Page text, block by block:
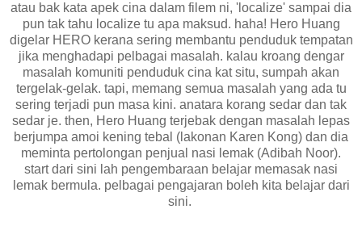
atau bak kata apek cina dalam filem ni, 'localize' sampai dia
pun tak tahu localize tu apa maksud. haha! Hero Huang
digelar HERO kerana sering membantu penduduk tempatan
jika menghadapi pelbagai masalah. kalau kroang dengar
masalah komuniti penduduk cina kat situ, sumpah akan
tergelak-gelak. tapi, memang semua masalah yang ada tu
sering terjadi pun masa kini. anatara korang sedar dan tak
sedar je. then, Hero Huang terjebak dengan masalah lepas
berjumpa amoi kening tebal (lakonan Karen Kong) dan dia
meminta pertolongan penjual nasi lemak (Adibah Noor).
start dari sini lah pengembaraan belajar memasak nasi
lemak bermula. pelbagai pengajaran boleh kita belajar dari
sini.